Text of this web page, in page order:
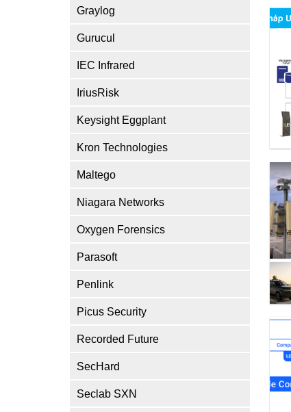
Graylog
Gurucul
IEC Infrared
IriusRisk
Keysight Eggplant
Kron Technologies
Maltego
Niagara Networks
Oxygen Forensics
Parasoft
Penlink
Picus Security
Recorded Future
SecHard
Seclab SXN